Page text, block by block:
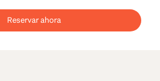
Reservar ahora